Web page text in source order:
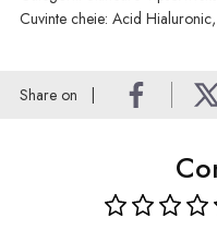
Cuvinte cheie: Acid Hialuronic,
Share on